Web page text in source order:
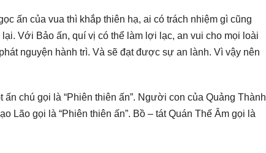
ấn của vua thì khắp thiên hạ, ai có trách nhiệm gì cũng
Với Bảo ấn, quí vị có thể làm lợi lạc, an vui cho mọi loài
nguyện hành trì. Và sẽ đạt được sự an lành. Vì vậy nên
chú gọi là “Phiên thiên ấn”. Người con của Quảng Thành
Lão gọi là “Phiên thiên ấn”. Bồ – tát Quán Thế Âm gọi là